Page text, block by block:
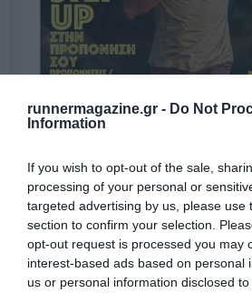
runnermagazine.gr - Do Not
Information
If you wish to opt-out of the sale,
processing of your personal or
targeted advertising by us, please use
section to confirm your selection.
opt-out request is processed you may
interest-based ads based on personal
us or personal information disclosed